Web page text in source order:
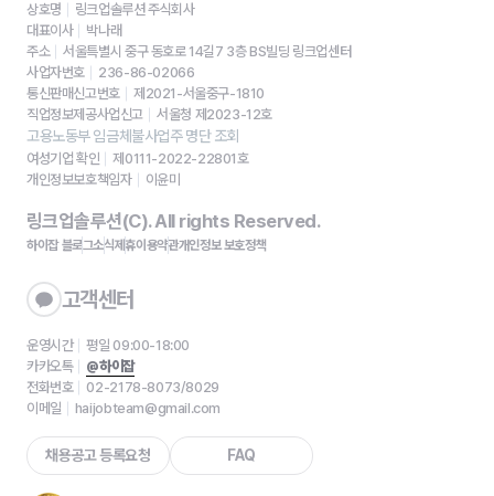
상호명
링크업솔루션 주식회사
대표이사
박나래
주소
서울특별시 중구 동호로 14길7 3층 BS빌딩 링크업센터
사업자번호
236-86-02066
통신판매신고번호
제2021-서울중구-1810
직업정보제공사업신고
서울청 제2023-12호
고용노동부 임금체불사업주 명단 조회
여성기업 확인
제0111-2022-22801호
개인정보보호책임자
이윤미
링크업솔루션(C). All rights Reserved.
하이잡 블로그소식제휴이용약관개인정보 보호정책
고객센터
운영시간
평일 09:00-18:00
카카오톡
@하이잡
전화번호
02-2178-8073/8029
이메일
haijobteam@gmail.com
채용공고 등록요청 FAQ